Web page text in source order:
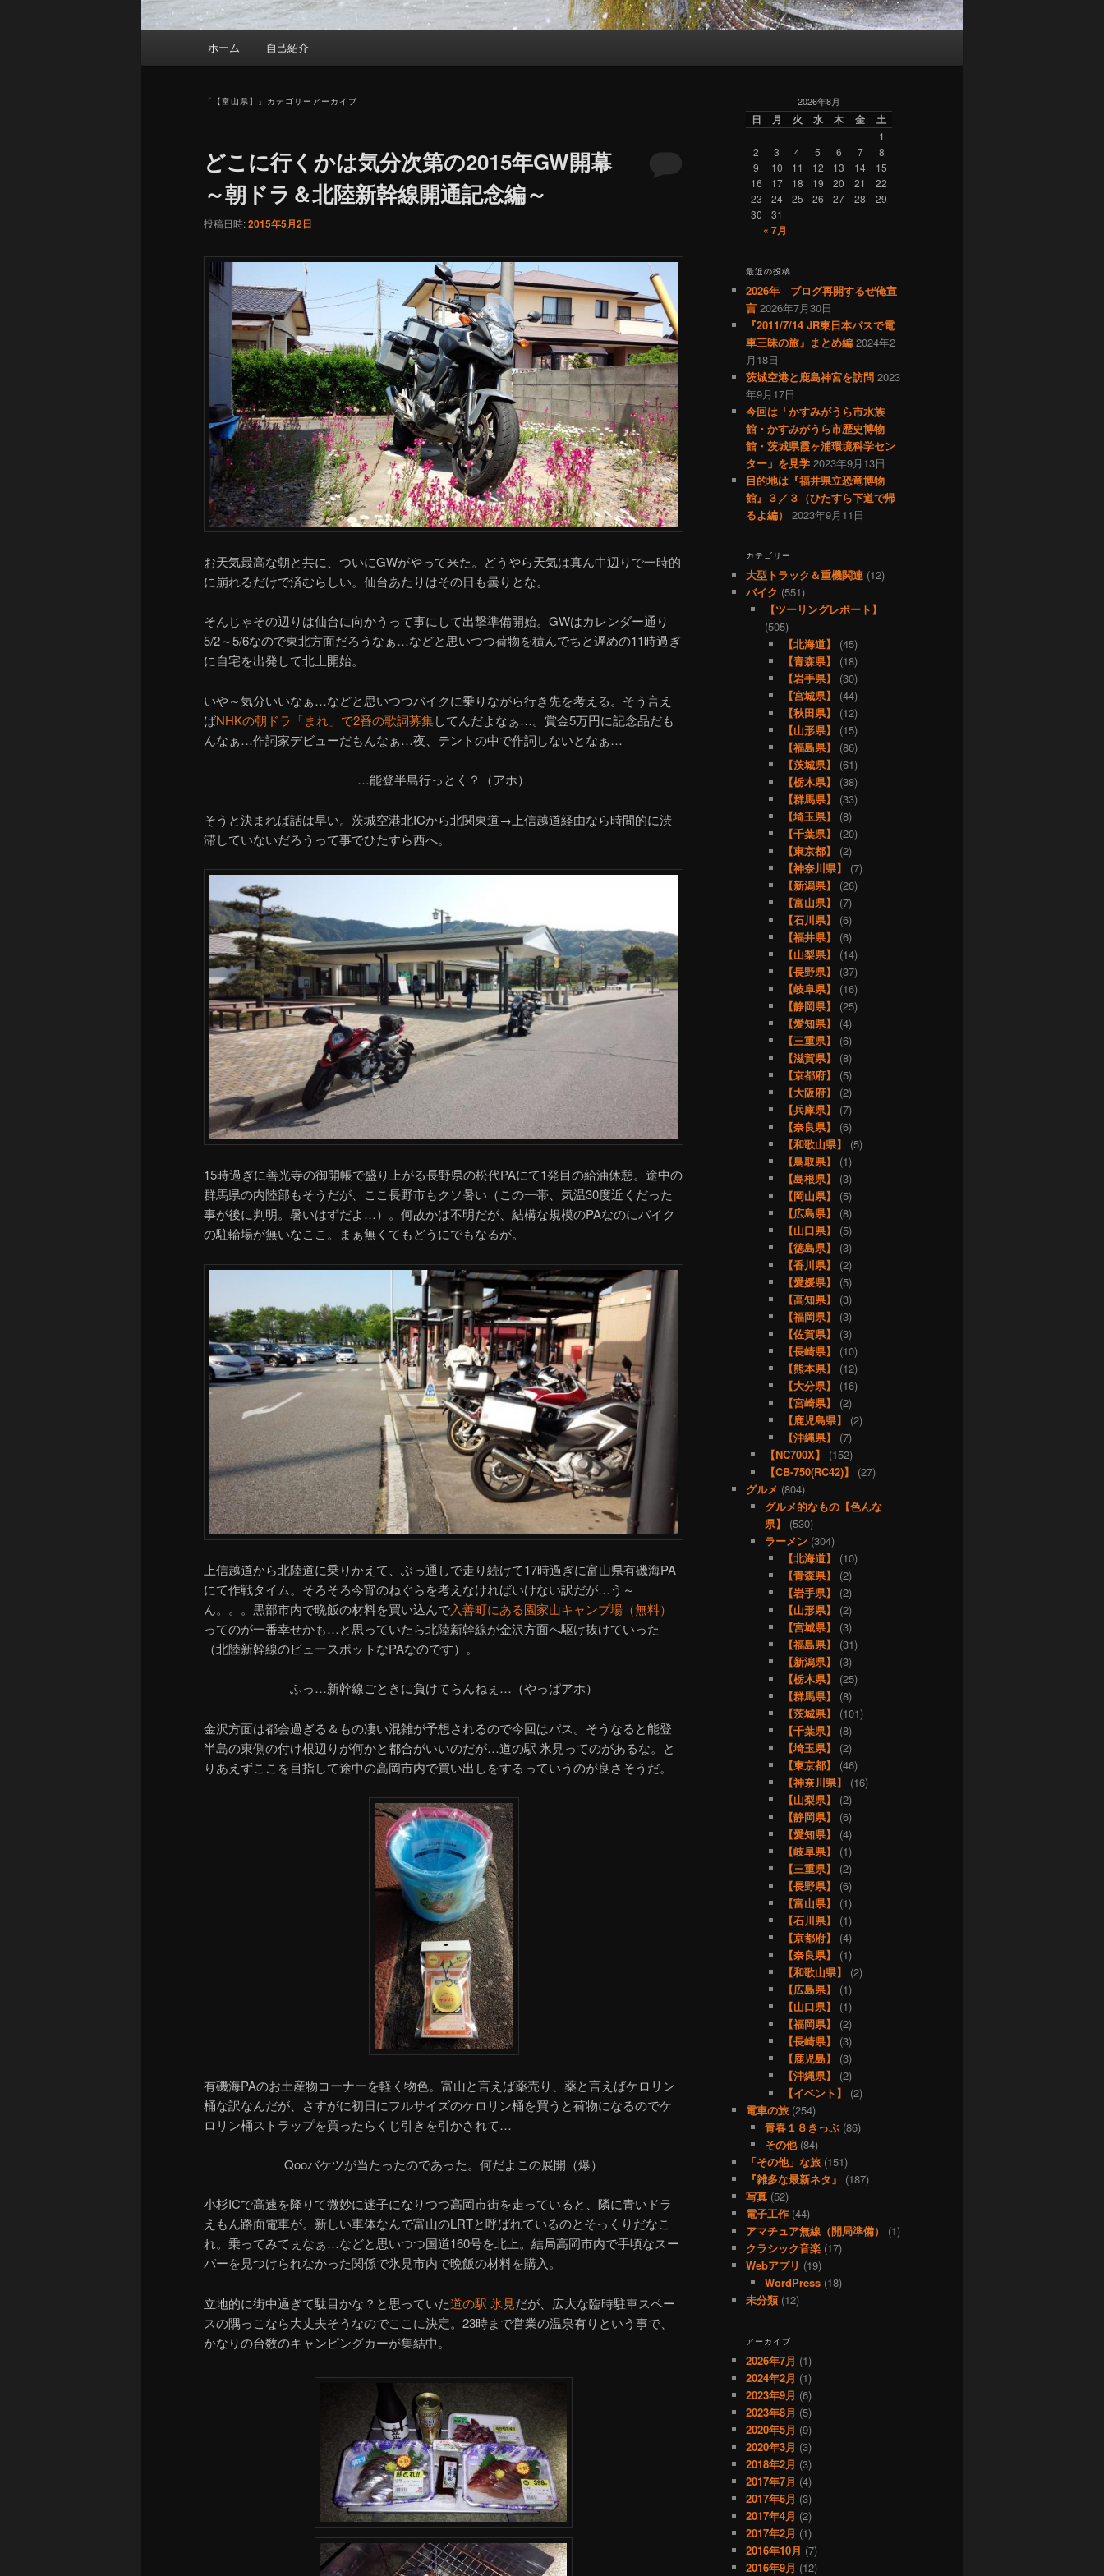
ホーム 自己紹介
「 【富山県】 」カテゴリーアーカイブ
どこに行くかは気分次第の2015年GW開幕
～朝ドラ＆北陸新幹線開通記念編～
投稿日時:2015年5月2日
お天気最高な朝と共に、ついにGWがやって来た。どうやら天気は真ん中辺りで一時的
に崩れるだけで済むらしい。仙台あたりはその日も曇りとな。
そんじゃその辺りは仙台に向かうって事にして出撃準備開始。GWはカレンダー通り
5/2～5/6なので東北方面だろうなぁ…などと思いつつ荷物を積んでちと遅めの11時過ぎ
に自宅を出発して北上開始。
いや～気分いいなぁ…などと思いつつバイクに乗りながら行き先を考える。そう言え
ばNHKの朝ドラ「まれ」で2番の歌詞募集してんだよなぁ…。賞金5万円に記念品だも
んなぁ…作詞家デビューだもんなぁ…夜、テントの中で作詞しないとなぁ…
…能登半島行っとく？（アホ）
そうと決まれば話は早い。茨城空港北ICから北関東道→上信越道経由なら時間的に渋
滞していないだろうって事でひたすら西へ。
15時過ぎに善光寺の御開帳で盛り上がる長野県の松代PAにて1発目の給油休憩。途中の
群馬県の内陸部もそうだが、ここ長野市もクソ暑い（この一帯、気温30度近くだった
事が後に判明。暑いはずだよ…）。何故かは不明だが、結構な規模のPAなのにバイク
の駐輪場が無いなここ。まぁ無くてもどうにでもなるが。
上信越道から北陸道に乗りかえて、ぶっ通しで走り続けて17時過ぎに富山県有磯海PA
にて作戦タイム。そろそろ今宵のねぐらを考えなければいけない訳だが…う～
ん。。。黒部市内で晩飯の材料を買い込んで入善町にある園家山キャンプ場（無料）
ってのが一番幸せかも…と思っていたら北陸新幹線が金沢方面へ駆け抜けていった
（北陸新幹線のビュースポットなPAなのです）。
ふっ…新幹線ごときに負けてらんねぇ…（やっぱアホ）
金沢方面は都会過ぎる＆もの凄い混雑が予想されるので今回はパス。そうなると能登
半島の東側の付け根辺りが何かと都合がいいのだが…道の駅 氷見ってのがあるな。と
りあえずここを目指して途中の高岡市内で買い出しをするっていうのが良さそうだ。
有磯海PAのお土産物コーナーを軽く物色。富山と言えば薬売り、薬と言えばケロリン
桶な訳なんだが、さすがに初日にフルサイズのケロリン桶を買うと荷物になるのでケ
ロリン桶ストラップを買ったらくじ引きを引かされて…
Qooバケツが当たったのであった。何だよこの展開（爆）
小杉ICで高速を降りて微妙に迷子になりつつ高岡市街を走っていると、隣に青いドラ
えもん路面電車が。新しい車体なんで富山のLRTと呼ばれているのとそっくりだなこ
れ。乗ってみてぇなぁ…などと思いつつ国道160号を北上。結局高岡市内で手頃なスー
パーを見つけられなかった関係で氷見市内で晩飯の材料を購入。
立地的に街中過ぎて駄目かな？と思っていた道の駅 氷見だが、広大な臨時駐車スペー
スの隅っこなら大丈夫そうなのでここに決定。23時まで営業の温泉有りという事で、
かなりの台数のキャンピングカーが集結中。
2026年8月
日 月 火 水 木 金 土
1
2
3 4 5 6 7
8
9
10 11 12 13 14
15
16
17 18 19 20 21
22
23
24 25 26 27 28
29
30
31
« 7月
最近の投稿
2026年 ブログ再開するぜ俺宣
言 2026年7月30日
『2011/7/14 JR東日本パスで電
車三昧の旅』まとめ編 2024年2
月18日
茨城空港と鹿島神宮を訪問 2023
年9月17日
今回は「かすみがうら市水族
館・かすみがうら市歴史博物
館・茨城県霞ヶ浦環境科学セン
ター」を見学 2023年9月13日
目的地は『福井県立恐竜博物
館』３／３（ひたすら下道で帰
るよ編）
2023年9月11日
カテゴリー
大型トラック＆重機関連 (12)
バイク (551)
【ツーリングレポート】
(505)
【北海道】
(45)
【青森県】
(18)
【岩手県】
(30)
【宮城県】
(44)
【秋田県】
(12)
【山形県】
(15)
【福島県】
(86)
【茨城県】
(61)
【栃木県】
(38)
【群馬県】
(33)
【埼玉県】
(8)
【千葉県】
(20)
【東京都】
(2)
【神奈川県】
(7)
【新潟県】
(26)
【富山県】
(7)
【石川県】
(6)
【福井県】
(6)
【山梨県】
(14)
【長野県】
(37)
【岐阜県】
(16)
【静岡県】
(25)
【愛知県】
(4)
【三重県】
(6)
【滋賀県】
(8)
【京都府】
(5)
【大阪府】
(2)
【兵庫県】
(7)
【奈良県】
(6)
【和歌山県】
(5)
【鳥取県】
(1)
【島根県】
(3)
【岡山県】
(5)
【広島県】
(8)
【山口県】
(5)
【徳島県】
(3)
【香川県】
(2)
【愛媛県】
(5)
【高知県】
(3)
【福岡県】
(3)
【佐賀県】
(3)
【長崎県】
(10)
【熊本県】
(12)
【大分県】
(16)
【宮崎県】
(2)
【鹿児島県】
(2)
【沖縄県】
(7)
【NC700X】
(152)
【CB-750(RC42)】
(27)
グルメ (804)
グルメ的なもの【色んな
県】
(530)
ラーメン(304)
【北海道】
(10)
【青森県】
(2)
【岩手県】
(2)
【山形県】
(2)
【宮城県】
(3)
【福島県】
(31)
【新潟県】
(3)
【栃木県】
(25)
【群馬県】
(8)
【茨城県】
(101)
【千葉県】
(8)
【埼玉県】
(2)
【東京都】
(46)
【神奈川県】
(16)
【山梨県】
(2)
【静岡県】
(6)
【愛知県】
(4)
【岐阜県】
(1)
【三重県】
(2)
【長野県】
(6)
【富山県】
(1)
【石川県】
(1)
【京都府】
(4)
【奈良県】
(1)
【和歌山県】
(2)
【広島県】
(1)
【山口県】
(1)
【福岡県】
(2)
【長崎県】
(3)
【鹿児島】
(3)
【沖縄県】
(2)
【イベント】
(2)
電車の旅 (254)
青春１８きっぷ(86)
その他(84)
「その他」な旅 (151)
『雑多な最新ネタ』
(187)
写真 (52)
電子工作 (44)
アマチュア無線（開局準備）
(1)
クラシック音楽 (17)
Webアプリ (19)
WordPress(18)
未分類(12)
アーカイブ
2026年7月 (1)
2024年2月 (1)
2023年9月 (6)
2023年8月 (5)
2020年5月 (9)
2020年3月 (3)
2018年2月 (3)
2017年7月 (4)
2017年6月 (3)
2017年4月 (2)
2017年2月 (1)
2016年10月 (7)
2016年9月 (12)